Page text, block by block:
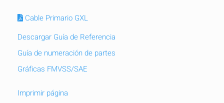
Cable Primario GXL
Descargar Guía de Referencia
Guía de numeración de partes
Gráficas FMVSS/SAE
Imprimir página